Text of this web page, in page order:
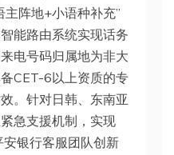
阵地+小语种补充”
能路由系统实现话务
电号码归属地为非大
CET-6以上资质的专
。针对日韩、东南亚
急支援机制，实现
银行客服团队创新